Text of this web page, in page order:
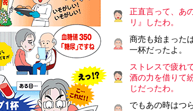
正直言って、あ
リ』したわ。
商売も始まった
一杯だったよ。
ストレスで疲れ
酒の力を借りて
じだったわ。
でもあの時はつ